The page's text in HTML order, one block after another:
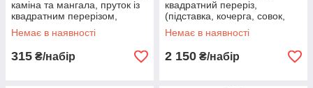
каміна та мангала, пруток із
квадратним перерізом,
кручений метал, позолота
Немає в наявності
315 ₴/набір
квадратний переріз,
(підставка, кочерга, совок,
щітка, щипці) FM-0010
Немає в наявності
2 150 ₴/набір